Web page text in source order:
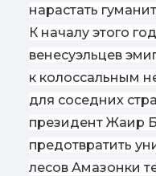
нарастать
К началу этого
венесуэльцев
к колоссальным
для соседних
президент Жаир
предотвратить
лесов Амазонки